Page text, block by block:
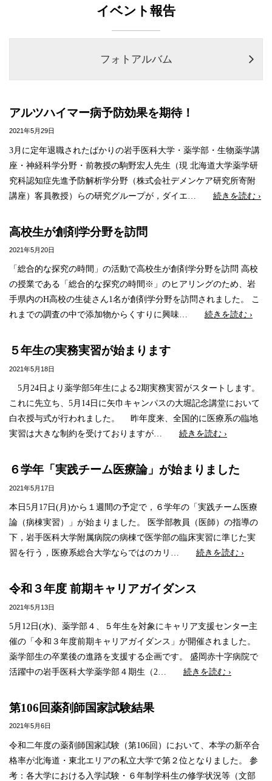
イベント報告
フォトアルバム
アルツハイマー病予防効果を期待！
2021年5月29日
3月に定年退職されたばかりの岩手医科大学・薬学部・生物薬学講
座・神経科学分野・前教授の駒野宏人先生（現 北海道大学薬学研
究科認知症先進予防解析学分野（株式会社デメンケア研究所寄附
講座）客員教授）らの研究グループが，ダイエ… 続きを読む ›
高校生が創剤学分野を訪問
2021年5月20日
「総合的な探究の時間」の活動で高校生が創剤学分野を訪問 高校
の授業である「総合的な探究の時間※」のヒアリングのため、岩
手県内のH高校の生徒さん1名が創剤学分野を訪問されました。 こ
れまでの調査の中で添加物からくすりに興味… 続きを読む ›
５年生の実務実習が始まります
2021年5月18日
5月24日より薬学部5年生による2期実務実習がスタートします。
これに先立ち、5月14日に矢巾キャンパスの大堀記念講堂において
白衣授与式が行われました。 昨年度来、全国的に医療系の臨地
実習は大きな制約を受けておりますが… 続きを読む ›
６学年「実践チーム医療論」が始まりました
2021年5月17日
本日5月17日(月)から１週間の予定で，６学年の「実践チーム医療
論（病棟実習）」が始まりました。 医学部教員（医師）の指導の
下，岩手医科大学附属病院の病棟で医学部の臨床実習に準じた実
習を行う，医療系総合大学ならではのカリ… 続きを読む ›
令和３年度 前期キャリアガイダンス
2021年5月13日
5月12日(水)、薬学部４、５年生を対象にキャリア支援センター主
催の「令和３年度前期キャリアガイダンス」が開催されました。
薬学部生の卒業後の進路を支援する企画です。 盛岡赤十字病院で
活躍中の岩手医科大学薬学部４期生（2… 続きを読む ›
第106回薬剤師国家試験結果
2021年5月6日
令和二年度の薬剤師国家試験（第106回）において、本学の新卒合
格率が北海道・東北エリアの私立大学で第２位となりました。 参
考：各大学における入学試験・６年制学科生の修学状況等（文部